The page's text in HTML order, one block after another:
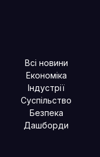
Всі новини
Економіка
Індустрії
Суспільство
Безпека
Дашборди